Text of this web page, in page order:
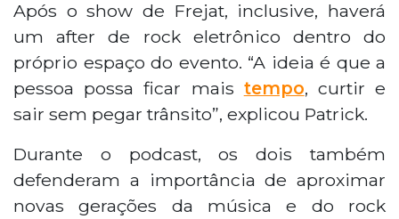
Após o show de Frejat, inclusive, haverá
um after de rock eletrônico dentro do
próprio espaço do evento. “A ideia é que a
pessoa possa ficar mais tempo, curtir e
sair sem pegar trânsito”, explicou Patrick.
Durante o podcast, os dois também
defenderam a importância de aproximar
novas gerações da música e do rock